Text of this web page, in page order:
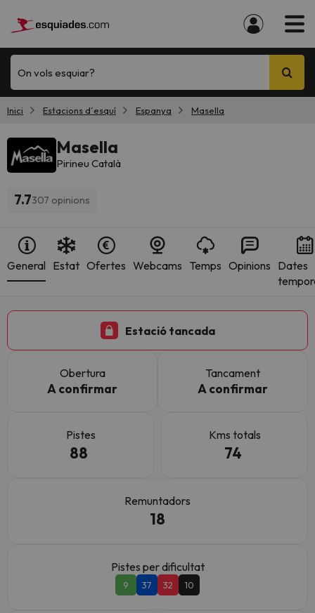
On vols esquiar?
Inici Estacions d´esquí Espanya Masella
Masella
Pirineu Català
7.7307 opinions
General Estat Ofertes Webcams Temps Opinions Dates
Estació tancada
Obertura
A confirmar
Tancament
A confirmar
Pistes
88
Kms totals
74
Remuntadors
18
Pistes per dificultat
9 37 32 10